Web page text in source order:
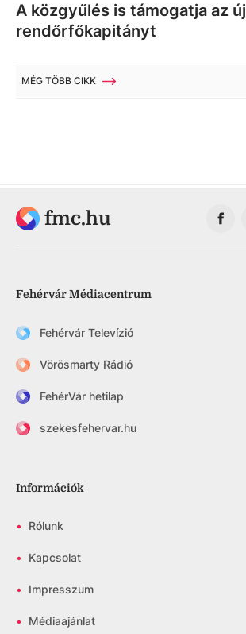
A közgyűlés is támogatja az új
rendőrfőkapitányt
MÉG TÖBB CIKK
fmc.hu
Fehérvár Médiacentrum
Fehérvár Televízió
Vörösmarty Rádió
FehérVár hetilap
szekesfehervar.hu
Információk
• Rólunk
• Kapcsolat
• Impresszum
• Médiaajánlat